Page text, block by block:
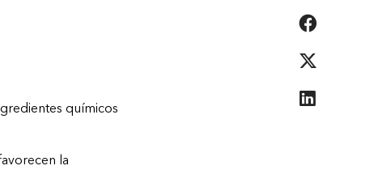
químicos
la